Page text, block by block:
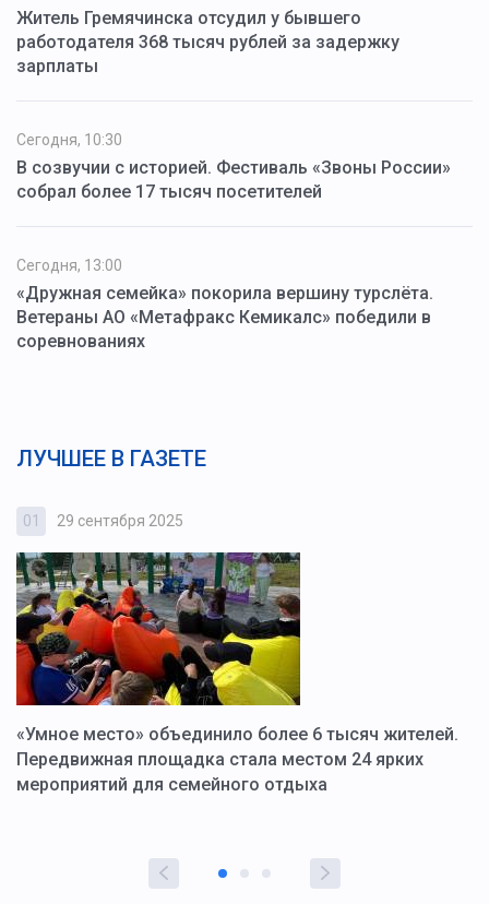
Житель Гремячинска отсудил у бывшего
работодателя 368 тысяч рублей за задержку
зарплаты
Сегодня, 10:30
В созвучии с историей. Фестиваль «Звоны России»
собрал более 17 тысяч посетителей
Сегодня, 13:00
«Дружная семейка» покорила вершину турслёта.
Ветераны АО «Метафракс Кемикалс» победили в
соревнованиях
ЛУЧШЕЕ В ГАЗЕТЕ
01 29 сентября 2025
«Умное место» объединило более 6 тысяч жителей.
Передвижная площадка стала местом 24 ярких
мероприятий для семейного отдыха